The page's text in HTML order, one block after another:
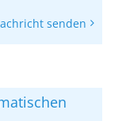
senden